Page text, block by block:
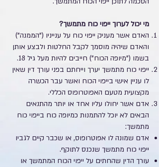
מי יכול לערוך ייפוי כוח מתמשך?
האדם אשר מעניק ייפוי כוח על ענייניו ("הממנה")
והאדם שיהיה מוסמך לקבל החלטות ולבצע אותן
בשמו ("מיופה הכוח") חייבים להיות מעל גיל 18.
ייפוי כוח מתמשך יערך וייחתם בפני עורך דין שאין
לו עניין אישי בייפוי הכוח ואשר עבר הכשרה
מקצועית מטעם האפוטרופוס הכללי.
אדם אשר יחולו עליו אחד או יותר מהתנאים
הבאים לא יוכל להתמנות כמיופה כוח בייפוי כוח
מתמשך:
אדם שמונה לו אפוטרופוס, או שכבר קיים לגביו
ייפוי כוח מתמשך שנכנס לתוקף.
עורך הדין שהחתים על ייפוי הכוח המתמשך או